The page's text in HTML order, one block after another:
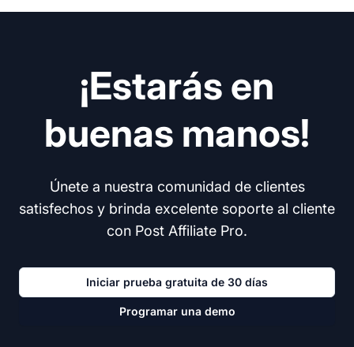
¡Estarás en
buenas manos!
Únete a nuestra comunidad de clientes
satisfechos y brinda excelente soporte al cliente
con Post Affiliate Pro.
Iniciar prueba gratuita de 30 días
Programar una demo